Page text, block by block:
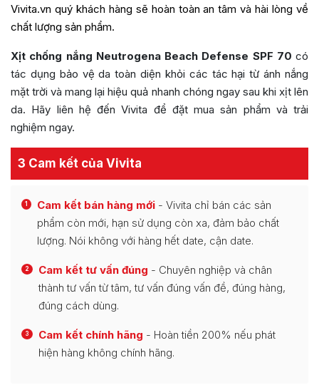
Vivita.vn quý khách hàng sẽ hoàn toàn an tâm và hài lòng về
chất lượng sản phẩm.
Xịt chống nắng Neutrogena Beach Defense SPF 70 có
tác dụng bảo vệ da toàn diện khỏi các tác hại từ ánh nắng
mặt trời và mang lại hiệu quả nhanh chóng ngay sau khi xịt lên
da. Hãy liên hệ đến Vivita để đặt mua sản phẩm và trải
nghiệm ngay.
3 Cam kết của Vivita
1 Cam kết bán hàng mới - Vivita chỉ bán các sản
phẩm còn mới, hạn sử dụng còn xa, đảm bảo chất
lượng. Nói không với hàng hết date, cận date.
2 Cam kết tư vấn đúng - Chuyên nghiệp và chân
thành tư vấn từ tâm, tư vấn đúng vấn đề, đúng hàng,
đúng cách dùng.
3 Cam kết chính hãng - Hoàn tiền 200% nếu phát
hiện hàng không chính hãng.